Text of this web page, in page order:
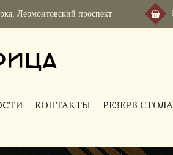
, Лермонтовский проспект
КОНТАКТЫ РЕЗЕРВ СТОЛА